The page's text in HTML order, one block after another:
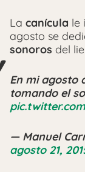
La canícula le
agosto se
sonoros del
En mi agosto
tomando el
— Manuel
agosto 21,